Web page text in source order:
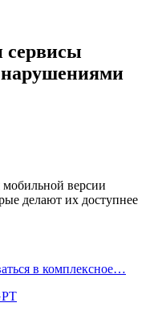
сервисы
нарушениями
мобильной версии
делают их доступнее
в комплексное…